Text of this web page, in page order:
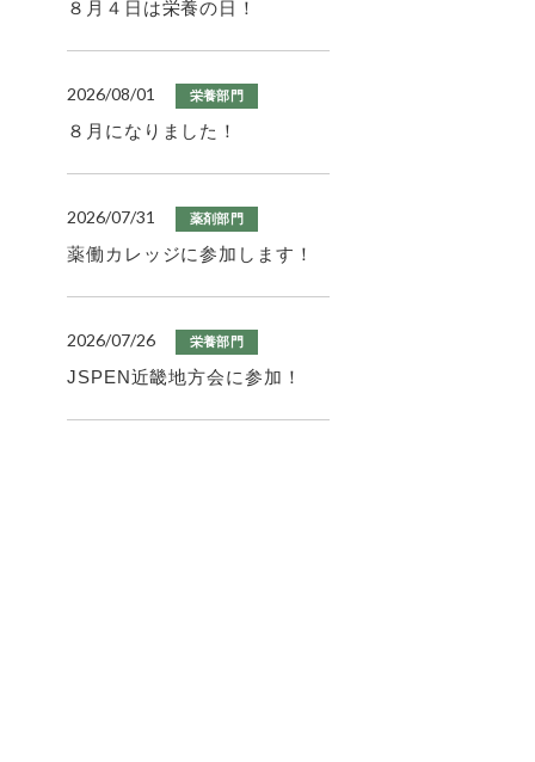
８月４日は栄養の日！
2026/08/01 栄養部門
８月になりました！
2026/07/31 薬剤部門
薬働カレッジに参加します！
2026/07/26 栄養部門
JSPEN近畿地方会に参加！